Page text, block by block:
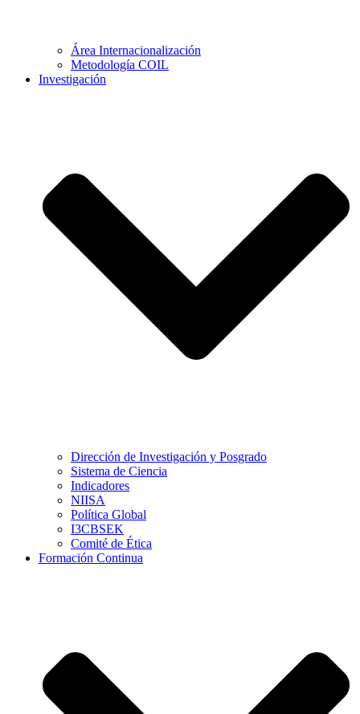
Área Internacionalización
Metodología COIL
Investigación
Dirección de Investigación y Posgrado
Sistema de Ciencia
Indicadores
NIISA
Política Global
I3CBSEK
Comité de Ética
Formación Continua